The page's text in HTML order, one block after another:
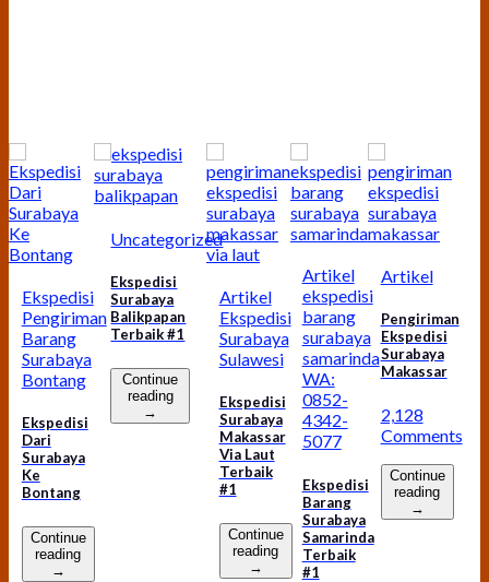
Ekspedisi
Pengiriman
Barang
Surabaya
Bontang
Ekspedisi
Dari
Surabaya
Ke
Bontang
Continue
reading
→
Uncategorized
Ekspedisi
Surabaya
Balikpapan
Terbaik #1
Continue
reading
→
Artikel
Ekspedisi
Surabaya
Sulawesi
Ekspedisi
Surabaya
Makassar
Via Laut
Terbaik
#1
Continue
reading
→
Artikel
ekspedisi
barang
surabaya
samarinda
WA:
0852-
4342-
5077
Ekspedisi
Barang
Surabaya
Samarinda
Terbaik
#1
Artikel
Pengiriman
Ekspedisi
Surabaya
Makassar
2,128
Comments
Continue
reading
→